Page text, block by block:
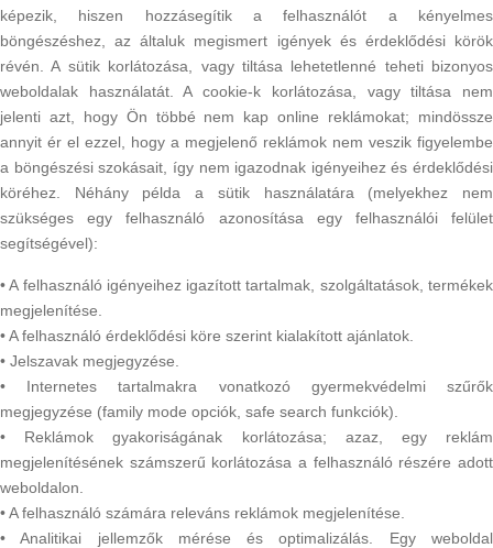
képezik, hiszen hozzásegítik a felhasználót a kényelmes
böngészéshez, az általuk megismert igények és érdeklődési körök
révén. A sütik korlátozása, vagy tiltása lehetetlenné teheti bizonyos
weboldalak használatát. A cookie-k korlátozása, vagy tiltása nem
jelenti azt, hogy Ön többé nem kap online reklámokat; mindössze
annyit ér el ezzel, hogy a megjelenő reklámok nem veszik figyelembe
a böngészési szokásait, így nem igazodnak igényeihez és érdeklődési
köréhez. Néhány példa a sütik használatára (melyekhez nem
szükséges egy felhasználó azonosítása egy felhasználói felület
segítségével):
• A felhasználó igényeihez igazított tartalmak, szolgáltatások, termékek
megjelenítése.
• A felhasználó érdeklődési köre szerint kialakított ajánlatok.
• Jelszavak megjegyzése.
• Internetes tartalmakra vonatkozó gyermekvédelmi szűrők
megjegyzése (family mode opciók, safe search funkciók).
• Reklámok gyakoriságának korlátozása; azaz, egy reklám
megjelenítésének számszerű korlátozása a felhasználó részére adott
weboldalon.
• A felhasználó számára releváns reklámok megjelenítése.
• Analitikai jellemzők mérése és optimalizálás. Egy weboldal